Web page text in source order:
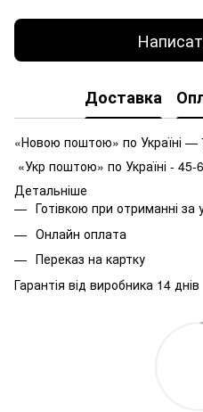
Доставка
«Новою поштою» по Україні —
«Укр поштою» по Україні - 45-
Детальніше
Готівкою при отриманні
Онлайн оплата
Переказ на картку
Гарантія від виробника 14 днів